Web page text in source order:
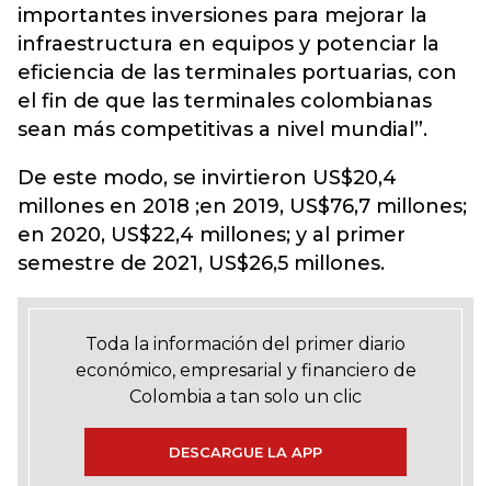
importantes inversiones para mejorar la
infraestructura en equipos y potenciar la
eficiencia de las terminales portuarias, con
el fin de que las terminales colombianas
sean más competitivas a nivel mundial”.
De este modo, se invirtieron US$20,4
millones en 2018 ;en 2019, US$76,7 millones;
en 2020, US$22,4 millones; y al primer
semestre de 2021, US$26,5 millones.
Toda la información del primer diario
económico, empresarial y financiero de
Colombia a tan solo un clic
DESCARGUE LA APP